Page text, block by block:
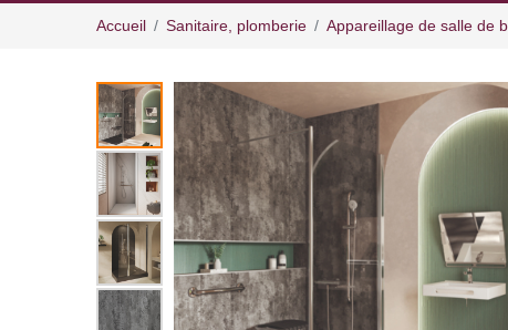
Accueil Sanitaire, plomberie Appareillage de salle de